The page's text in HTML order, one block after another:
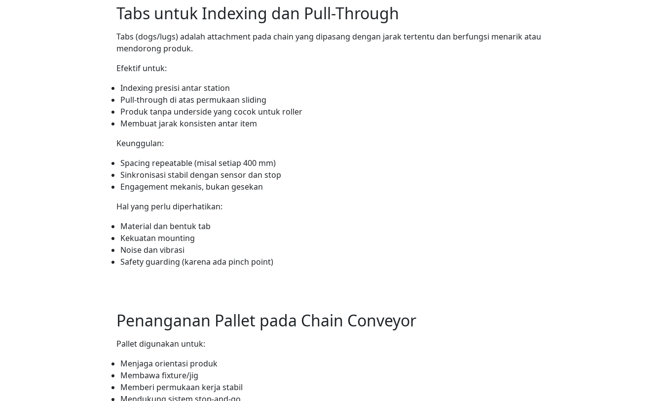
Tabs untuk Indexing dan Pull-Through
Tabs (dogs/lugs) adalah attachment pada chain yang dipasang dengan jarak tertentu dan berfungsi menarik atau
mendorong produk.
Efektif untuk:
Indexing presisi antar station
Pull-through di atas permukaan sliding
Produk tanpa underside yang cocok untuk roller
Membuat jarak konsisten antar item
Keunggulan:
Spacing repeatable (misal setiap 400 mm)
Sinkronisasi stabil dengan sensor dan stop
Engagement mekanis, bukan gesekan
Hal yang perlu diperhatikan:
Material dan bentuk tab
Kekuatan mounting
Noise dan vibrasi
Safety guarding (karena ada pinch point)
Penanganan Pallet pada Chain Conveyor
Pallet digunakan untuk:
Menjaga orientasi produk
Membawa fixture/jig
Memberi permukaan kerja stabil